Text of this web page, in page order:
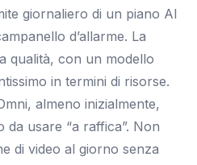
giornaliero di un piano AI
d’allarme. La
qualità, con un modello
in termini di risorse.
almeno inizialmente,
usare “a raffica”. Non
di video al giorno senza